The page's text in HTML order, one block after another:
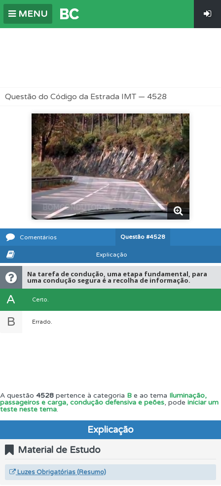
MENU
Questão do Código da Estrada IMT — 4528
Comentários Questão #4528
Explicação
Na tarefa de condução, uma etapa fundamental, para
uma condução segura é a recolha de informação.
A Certo.
B Errado.
A questão 4528 pertence à categoria B e ao tema Iluminação,
passageiros e carga, condução defensiva e peões, pode iniciar um
teste neste tema.
Explicação
Material de Estudo
Luzes Obrigatórias (Resumo)